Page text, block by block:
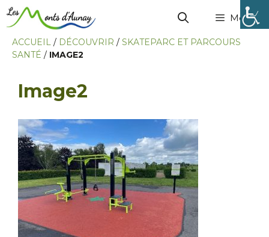
Menu
ACCUEIL / DÉCOUVRIR / SKATEPARC ET PARCOURS
SANTÉ / IMAGE2
Image2